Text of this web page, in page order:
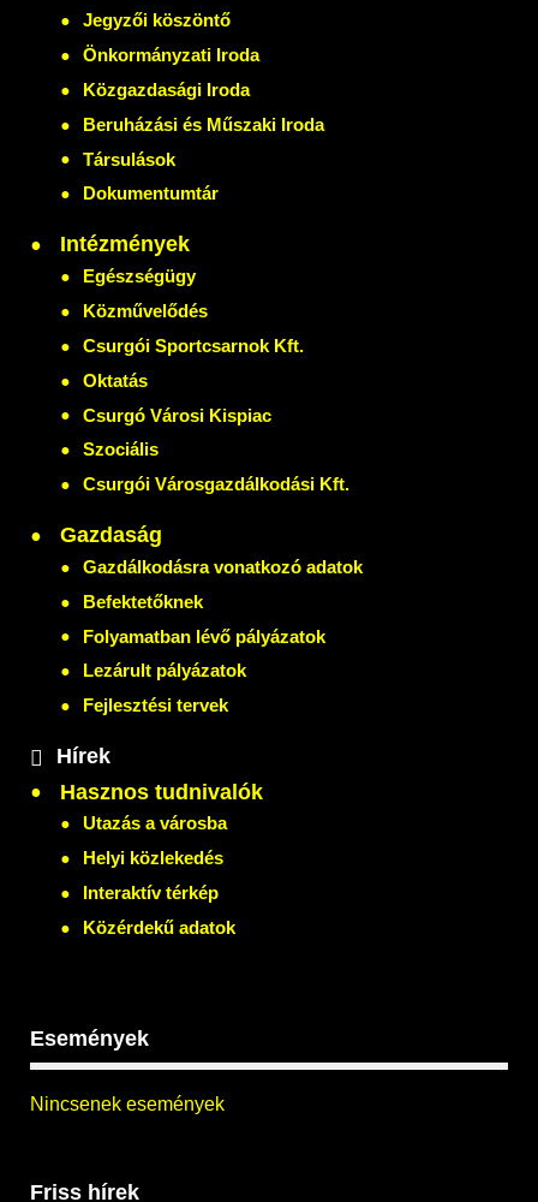
Jegyzői köszöntő
Önkormányzati Iroda
Közgazdasági Iroda
Beruházási és Műszaki Iroda
Társulások
Dokumentumtár
Intézmények
Egészségügy
Közművelődés
Csurgói Sportcsarnok Kft.
Oktatás
Csurgó Városi Kispiac
Szociális
Csurgói Városgazdálkodási Kft.
Gazdaság
Gazdálkodásra vonatkozó adatok
Befektetőknek
Folyamatban lévő pályázatok
Lezárult pályázatok
Fejlesztési tervek
Hírek
Hasznos tudnivalók
Utazás a városba
Helyi közlekedés
Interaktív térkép
Közérdekű adatok
Események
Nincsenek események
Friss hírek